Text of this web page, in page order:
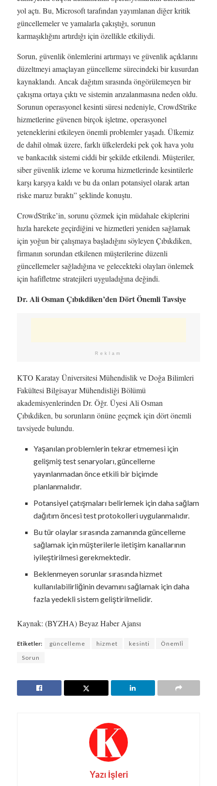
yol açtı. Bu, Microsoft tarafından yayımlanan diğer kritik
güncellemeler ve yamalarla çakıştığı, sorunun
karmaşıklığını artırdığı için özellikle etkiliydi.
Sorun, güvenlik önlemlerini artırmayı ve güvenlik açıklarını
düzeltmeyi amaçlayan güncelleme sürecindeki bir kusurdan
kaynaklandı. Ancak dağıtım sırasında öngörülemeyen bir
çakışma ortaya çıktı ve sistemin arızalanmasına neden oldu.
Sorunun operasyonel kesinti süresi nedeniyle, CrowdStrike
hizmetlerine güvenen birçok işletme, operasyonel
yeteneklerini etkileyen önemli problemler yaşadı. Ülkemiz
de dahil olmak üzere, farklı ülkelerdeki pek çok hava yolu
ve bankacılık sistemi ciddi bir şekilde etkilendi. Müşteriler,
siber güvenlik izleme ve koruma hizmetlerinde kesintilerle
karşı karşıya kaldı ve bu da onları potansiyel olarak artan
riske maruz bıraktı” şeklinde konuştu.
CrowdStrike’in, sorunu çözmek için müdahale ekiplerini
hızla harekete geçirdiğini ve hizmetleri yeniden sağlamak
için yoğun bir çalışmaya başladığını söyleyen Çıbıkdiken,
firmanın sorundan etkilenen müşterilerine düzenli
güncellemeler sağladığına ve gelecekteki olayları önlemek
için hafifletme stratejileri uyguladığına değindi.
Dr. Ali Osman Çıbıkdiken’den Dört Önemli Tavsiye
Reklam
KTO Karatay Üniversitesi Mühendislik ve Doğa Bilimleri
Fakültesi Bilgisayar Mühendisliği Bölümü
akademisyenlerinden Dr. Öğr. Üyesi Ali Osman
Çıbıkdiken, bu sorunların önüne geçmek için dört önemli
tavsiyede bulundu.
Yaşanılan problemlerin tekrar etmemesi için
gelişmiş test senaryoları, güncelleme
yayınlanmadan önce etkili bir biçimde
planlanmalıdır.
Potansiyel çatışmaları belirlemek için daha sağlam
dağıtım öncesi test protokolleri uygulanmalıdır.
Bu tür olaylar sırasında zamanında güncelleme
sağlamak için müşterilerle iletişim kanallarının
iyileştirilmesi gerekmektedir.
Beklenmeyen sorunlar sırasında hizmet
kullanılabilirliğinin devamını sağlamak için daha
fazla yedekli sistem geliştirilmelidir.
Kaynak: (BYZHA) Beyaz Haber Ajansı
Etiketler: güncelleme hizmet kesinti
Önemli̇
Sorun
Yazı İşleri